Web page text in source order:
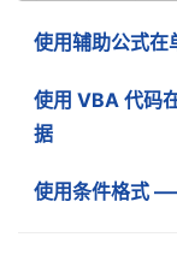
使用辅助公式在
使用 VBA 代码
据
使用条件格式